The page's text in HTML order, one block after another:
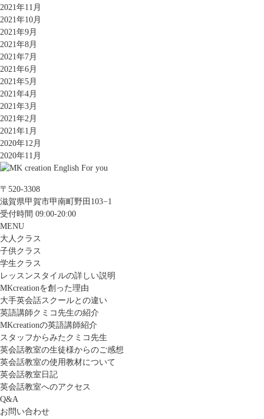
2021年11月
2021年10月
2021年9月
2021年8月
2021年7月
2021年6月
2021年5月
2021年4月
2021年3月
2021年2月
2021年1月
2020年12月
2020年11月
〒520-3308
滋賀県甲賀市甲南町野田103−1
受付時間 09:00-20:00
MENU
大人クラス
子供クラス
学生クラス
レッスンスタイルの詳しい説明
MKcreationを創った理由
大手英会話スクールとの違い
英語講師クミコ先生の紹介
MKcreationの英語講師紹介
スタッフからみたクミコ先生
英会話教室の生徒様からのご感想
英会話教室の使用教材について
英会話教室日記
英会話教室へのアクセス
Q&A
お問い合わせ